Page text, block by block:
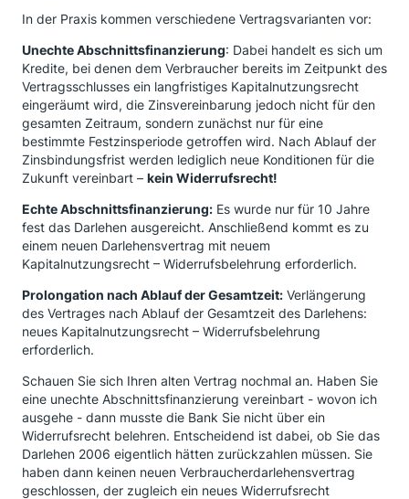
In der Praxis kommen verschiedene Vertragsvarianten vor:
Unechte Abschnittsfinanzierung: Dabei handelt es sich um
Kredite, bei denen dem Verbraucher bereits im Zeitpunkt des
Vertragsschlusses ein langfristiges Kapitalnutzungsrecht
eingeräumt wird, die Zinsvereinbarung jedoch nicht für den
gesamten Zeitraum, sondern zunächst nur für eine
bestimmte Festzinsperiode getroffen wird. Nach Ablauf der
Zinsbindungsfrist werden lediglich neue Konditionen für die
Zukunft vereinbart – kein Widerrufsrecht!
Echte Abschnittsfinanzierung: Es wurde nur für 10 Jahre
fest das Darlehen ausgereicht. Anschließend kommt es zu
einem neuen Darlehensvertrag mit neuem
Kapitalnutzungsrecht – Widerrufsbelehrung erforderlich.
Prolongation nach Ablauf der Gesamtzeit: Verlängerung
des Vertrages nach Ablauf der Gesamtzeit des Darlehens:
neues Kapitalnutzungsrecht – Widerrufsbelehrung
erforderlich.
Schauen Sie sich Ihren alten Vertrag nochmal an. Haben Sie
eine unechte Abschnittsfinanzierung vereinbart - wovon ich
ausgehe - dann musste die Bank Sie nicht über ein
Widerrufsrecht belehren. Entscheidend ist dabei, ob Sie das
Darlehen 2006 eigentlich hätten zurückzahlen müssen. Sie
haben dann keinen neuen Verbraucherdarlehensvertrag
geschlossen, der zugleich ein neues Widerrufsrecht